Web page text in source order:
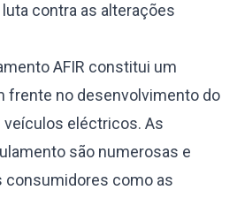
contra as alterações
AFIR constitui um
frente no desenvolvimento do
veículos eléctricos. As
são numerosas e
consumidores como as